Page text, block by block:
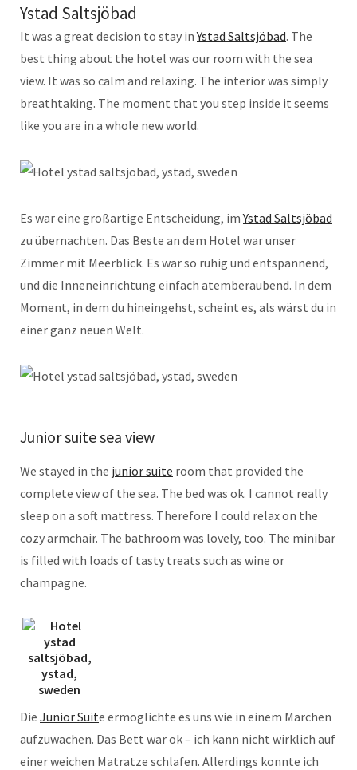
Ystad Saltsjöbad
It was a great decision to stay inYstad Saltsjöbad. The
best thing about the hotel was our room with the sea
view. It was so calm and relaxing. The interior was simply
breathtaking. The moment that you step inside it seems
like you are in a whole new world.
Es war eine großartige Entscheidung, imYstad Saltsjöbad
zu übernachten. Das Beste an dem Hotel war unser
Zimmer mit Meerblick. Es war so ruhig und entspannend,
und die Inneneinrichtung einfach atemberaubend. In dem
Moment, in dem du hineingehst, scheint es, als wärst du in
einer ganz neuen Welt.
Junior suite sea view
We stayed in the junior suite room that provided the
complete view of the sea. The bed was ok. I cannot really
sleep on a soft mattress. Therefore I could relax on the
cozy armchair. The bathroom was lovely, too. The minibar
is filled with loads of tasty treats such as wine or
champagne.
Die Junior Suite ermöglichte es uns wie in einem Märchen
aufzuwachen. Das Bett war ok – ich kann nicht wirklich auf
einer weichen Matratze schlafen. Allerdings konnte ich